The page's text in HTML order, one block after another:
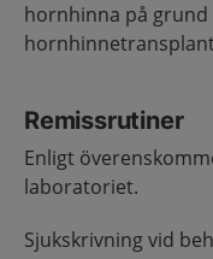
hornhinna på
Remissrutiner
Enligt
laboratoriet.
Sjukskrivning vid